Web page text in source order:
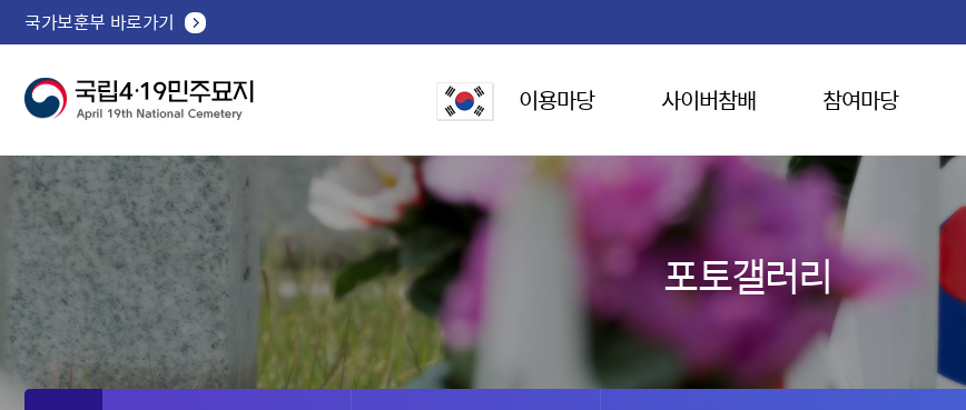
국가보훈부 바로가기
이용마당 사이버참배 참여마당
포토갤러리